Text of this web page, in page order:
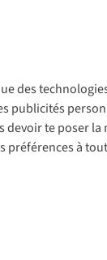
des
publicités
te poser
à
Cookie policy